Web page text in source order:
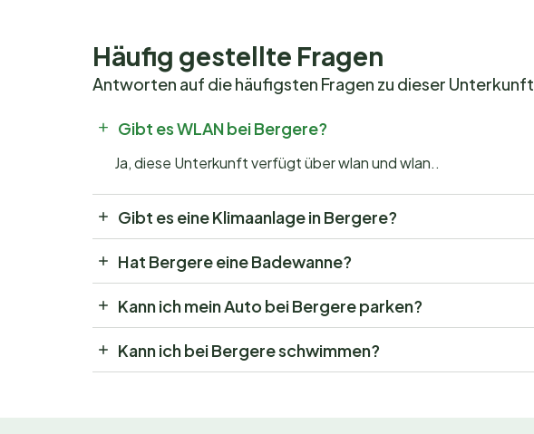
Häufig gestellte Fragen
Antworten auf die häufigsten Fragen zu dieser Unterkunft
Gibt es WLAN bei Bergere?
Ja, diese Unterkunft verfügt über wlan und wlan..
Gibt es eine Klimaanlage in Bergere?
Hat Bergere eine Badewanne?
Kann ich mein Auto bei Bergere parken?
Kann ich bei Bergere schwimmen?